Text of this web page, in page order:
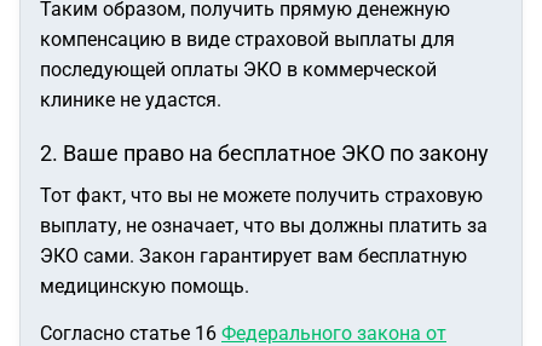
Таким образом, получить прямую денежную
компенсацию в виде страховой выплаты для
последующей оплаты ЭКО в коммерческой
клинике не удастся.
2. Ваше право на бесплатное ЭКО по закону
Тот факт, что вы не можете получить страховую
выплату, не означает, что вы должны платить за
ЭКО сами. Закон гарантирует вам бесплатную
медицинскую помощь.
Согласно статье 16 Федерального закона от